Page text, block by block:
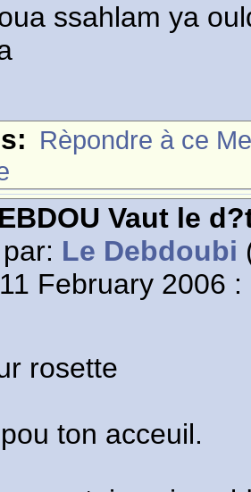
ssahlam ya
Rèpondre à ce
Vaut le
Le Debdoubi
February 2006 :
rosette
ton acceuil.